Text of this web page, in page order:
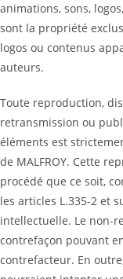
animations, sons,
sont la propriété
logos ou contenus
auteurs.
Toute reproduction,
retransmission ou
éléments est
de MALFROY. Cette
procédé que ce soit,
les articles L.335-2 et
intellectuelle. Le non-
contrefaçon pouvant
contrefacteur. En